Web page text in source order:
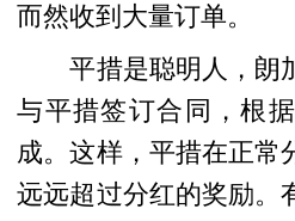
而然收到大量订单。
平措是聪明人，朗
与平措签订合同，根
成。这样，平措在正常
远远超过分红的奖励。